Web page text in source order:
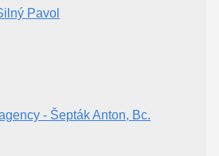
Pavol
- Šepták Anton, Bc.